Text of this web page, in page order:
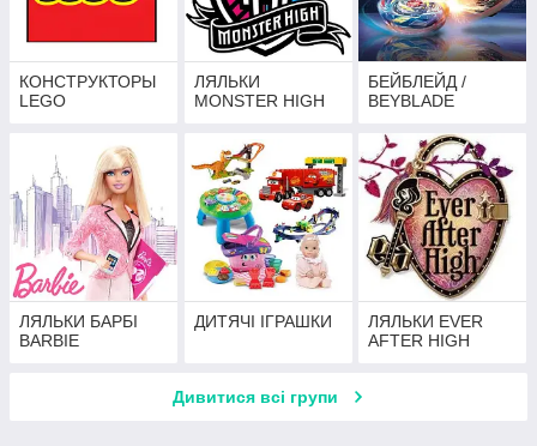
КОНСТРУКТОРЫ
LEGO
ЛЯЛЬКИ
MONSTER HIGH
БЕЙБЛЕЙД /
BEYBLADE
ЛЯЛЬКИ БАРБІ
BARBIE
ДИТЯЧІ ІГРАШКИ
ЛЯЛЬКИ EVER
AFTER HIGH
Дивитися всі групи